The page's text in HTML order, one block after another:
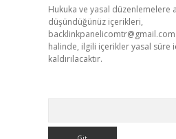
Hukuka ve yasal düzenlemelere
düşündüğünüz içerikleri,
backlinkpanelicomtr@gmail.com
halinde, ilgili içerikler yasal süre
kaldırılacaktır.